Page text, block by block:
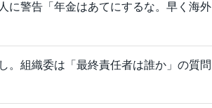
に警告「年金はあてにするな。早く海外
。組織委は「最終責任者は誰か」の質問